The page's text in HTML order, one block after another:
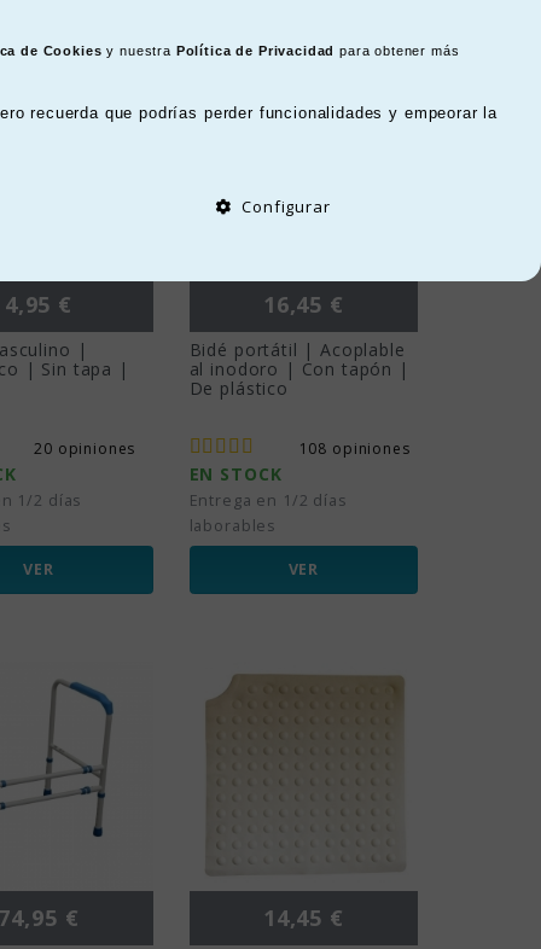
de Cookies y nuestra Política de Privacidad para obtener más
recuerda que podrías perder funcionalidades y empeorar la
Configurar
Precio
4,95 €
|
| Sin tapa |
20 opiniones
1/2 días
VER
Precio
16,45 €
Bidé portátil | Acoplable
al inodoro | Con tapón |
De plástico
108 opiniones
EN STOCK
Entrega en 1/2 días
laborables
VER
Precio
74,95 € Precio
14,45 €